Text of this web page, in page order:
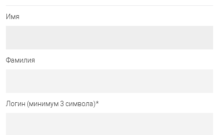
Имя
Фамилия
Логин (минимум 3 символа)*